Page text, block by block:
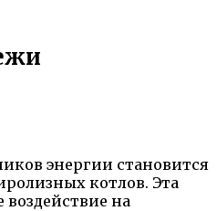
энергии становится
котлов. Эта
на